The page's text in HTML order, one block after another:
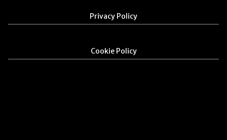
Privacy Policy
Cookie Policy